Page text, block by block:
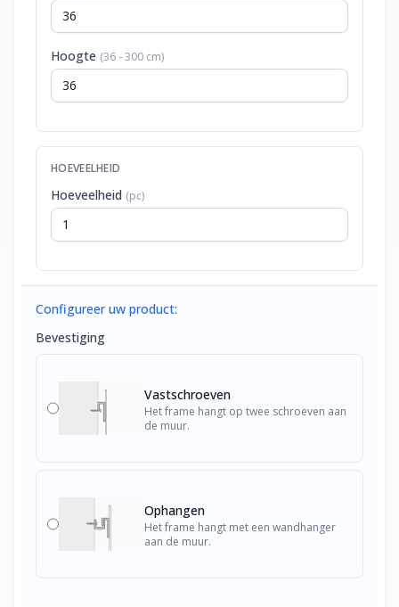
Hoogte (36 - 300 cm)
HOEVEELHEID
Hoeveelheid (pc)
Configureer uw product:
Bevestiging
Vastschroeven
Het frame hangt op twee schroeven aan
de muur.
Ophangen
Het frame hangt met een wandhanger
aan de muur.